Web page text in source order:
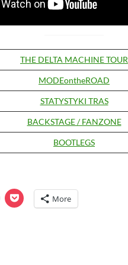
THE DELTA MACHINE TOUR
MODEontheROAD
STATYSTYKI TRAS
BACKSTAGE / FANZONE
BOOTLEGS
C
l More